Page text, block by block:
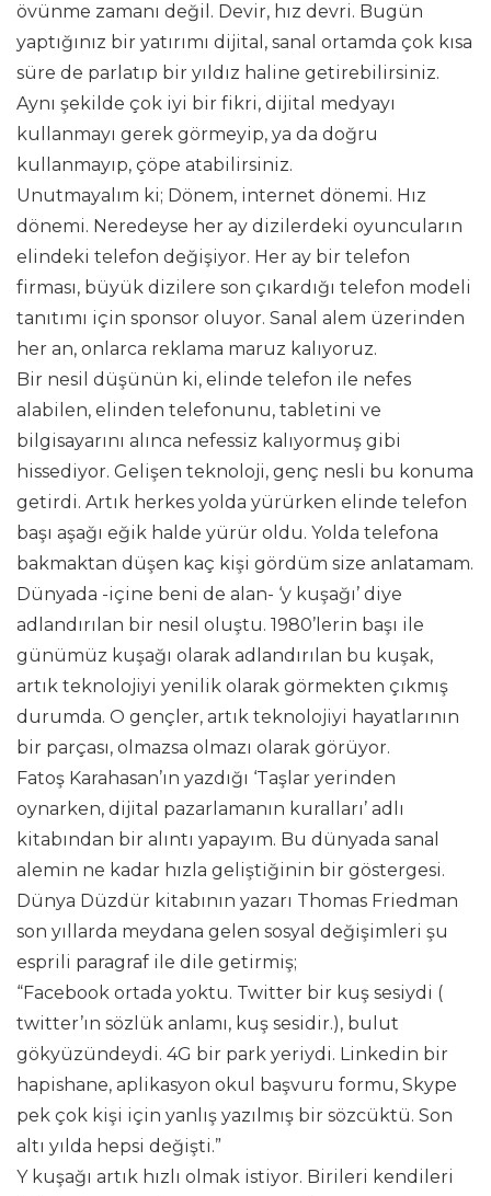
övünme zamanı değil. Devir, hız devri. Bugün
yaptığınız bir yatırımı dijital, sanal ortamda çok kısa
süre de parlatıp bir yıldız haline getirebilirsiniz.
Aynı şekilde çok iyi bir fikri, dijital medyayı
kullanmayı gerek görmeyip, ya da doğru
kullanmayıp, çöpe atabilirsiniz.
Unutmayalım ki; Dönem, internet dönemi. Hız
dönemi. Neredeyse her ay dizilerdeki oyuncuların
elindeki telefon değişiyor. Her ay bir telefon
firması, büyük dizilere son çıkardığı telefon modeli
tanıtımı için sponsor oluyor. Sanal alem üzerinden
her an, onlarca reklama maruz kalıyoruz.
Bir nesil düşünün ki, elinde telefon ile nefes
alabilen, elinden telefonunu, tabletini ve
bilgisayarını alınca nefessiz kalıyormuş gibi
hissediyor. Gelişen teknoloji, genç nesli bu konuma
getirdi. Artık herkes yolda yürürken elinde telefon
başı aşağı eğik halde yürür oldu. Yolda telefona
bakmaktan düşen kaç kişi gördüm size anlatamam.
Dünyada -içine beni de alan- ‘y kuşağı’ diye
adlandırılan bir nesil oluştu. 1980’lerin başı ile
günümüz kuşağı olarak adlandırılan bu kuşak,
artık teknolojiyi yenilik olarak görmekten çıkmış
durumda. O gençler, artık teknolojiyi hayatlarının
bir parçası, olmazsa olmazı olarak görüyor.
Fatoş Karahasan’ın yazdığı ‘Taşlar yerinden
oynarken, dijital pazarlamanın kuralları’ adlı
kitabından bir alıntı yapayım. Bu dünyada sanal
alemin ne kadar hızla geliştiğinin bir göstergesi.
Dünya Düzdür kitabının yazarı Thomas Friedman
son yıllarda meydana gelen sosyal değişimleri şu
esprili paragraf ile dile getirmiş;
“Facebook ortada yoktu. Twitter bir kuş sesiydi (
twitter’ın sözlük anlamı, kuş sesidir.), bulut
gökyüzündeydi. 4G bir park yeriydi. Linkedin bir
hapishane, aplikasyon okul başvuru formu, Skype
pek çok kişi için yanlış yazılmış bir sözcüktü. Son
altı yılda hepsi değişti.”
Y kuşağı artık hızlı olmak istiyor. Birileri kendileri